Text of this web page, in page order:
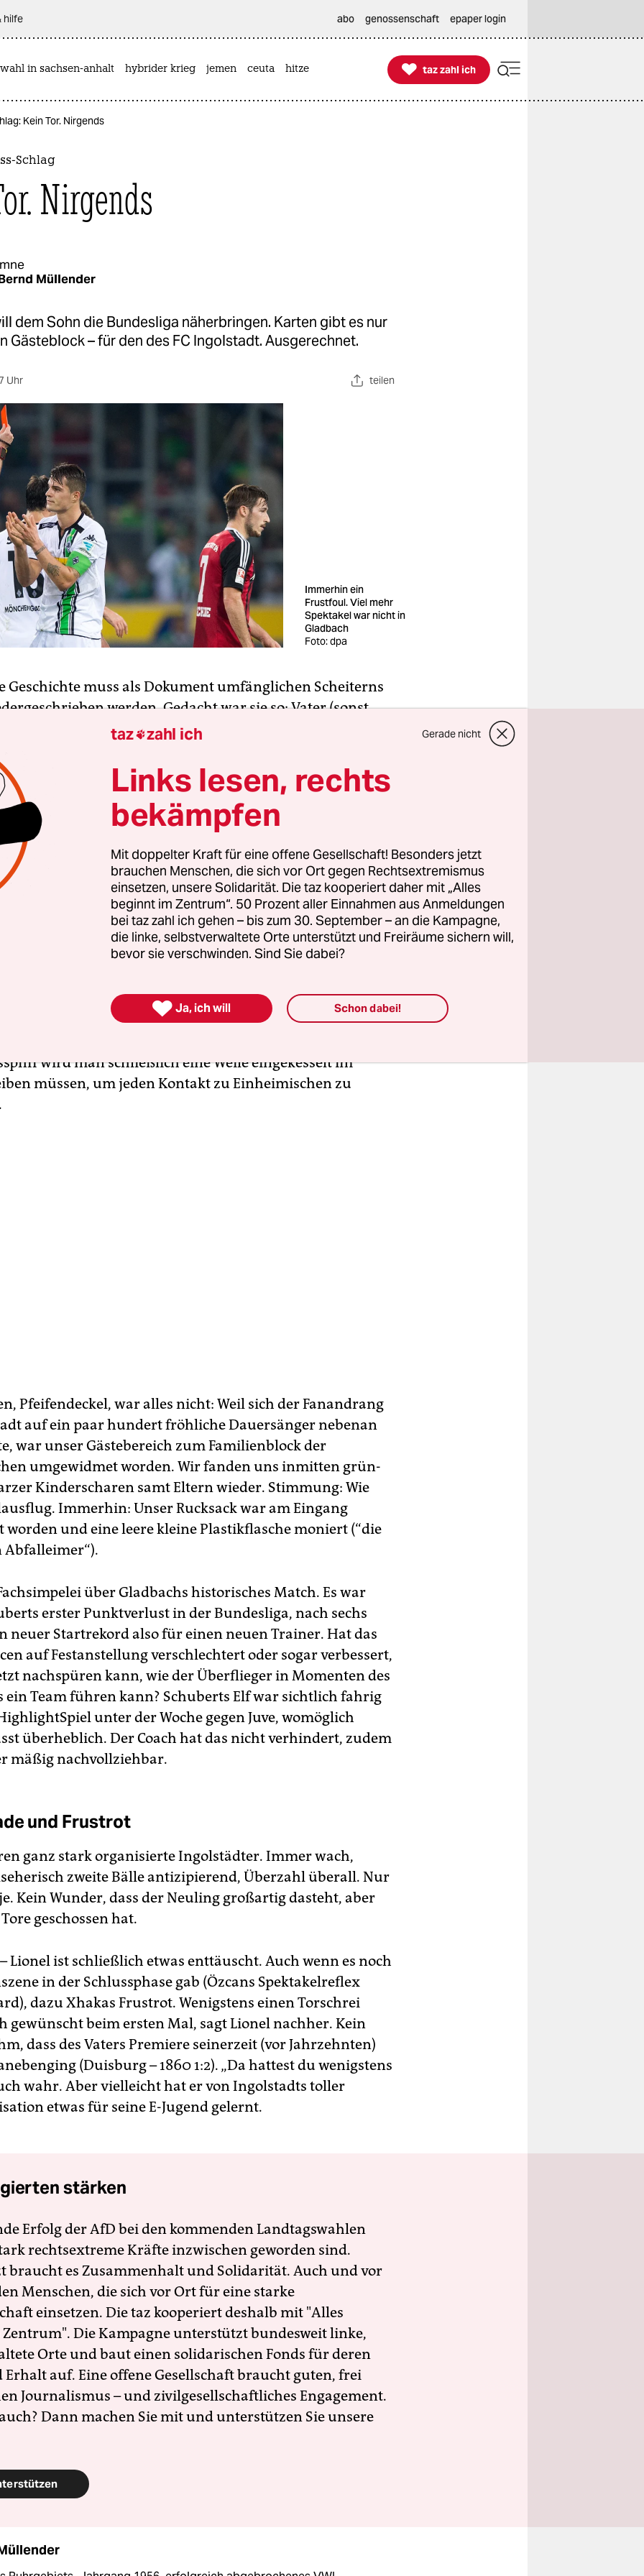
hilfe abo genossenschaft epaper login
in sachsen-anhalt hybrider krieg jemen ceuta hitze 
taz zahl ich
taz zahl ich
Kein Tor. Nirgends
Schlag
Nirgends
Müllender
dem Sohn die Bundesliga näherbringen. Karten gibt es nur
Gästeblock – für den des FC Ingolstadt. Ausgerechnet.
Uhr teilen
Immerhin ein
Frustfoul. Viel mehr
Spektakel war nicht in
Gladbach
Foto: dpa
Geschichte muss als Dokument umfänglichen Scheiterns
werden. Gedacht war sie so: Vater (sonst
im Getto der Pressetribüne) geht mit dem Sohn
dessen erstem Bundesligaspiel (Borussia
Mythosklub). Weil es nur noch Karten für den
gab (Ingolstadt, graue Audi-Maus), nimmt man halt
möge sich neben dem Fußballerlebnis als Lernziel
die Ligawelt ist eben nicht so heile wie in den
als Kontrast das ganze Programm der
in einem zeitgenössischem Stadion offenbaren.
Ja, man pfercht Gästefans gemeinhin in die hinterste
Arena, mit guter Sicht nur auf Absperrgitter, ist umringt
Ordnungskräften, die einen unter dem
(hier: Lionels vom Klassenkumpel geliehenes Gladbach-
verboten wie Pyrotechnik und werden dem Kind
wird man schließlich eine Weile eingekesselt im
müssen, um jeden Kontakt zu Einheimischen zu
Pfeifendeckel, war alles nicht: Weil sich der Fanandrang
auf ein paar hundert fröhliche Dauersänger nebenan
war unser Gästebereich zum Familienblock der
umgewidmet worden. Wir fanden uns inmitten grün-
Kinderscharen samt Eltern wieder. Stimmung: Wie
Immerhin: Unser Rucksack war am Eingang
und eine leere kleine Plastikflasche moniert (“die
Abfalleimer“).
über Gladbachs historisches Match. Es war
erster Punktverlust in der Bundesliga, nach sechs
neuer Startrekord also für einen neuen Trainer. Hat das
auf Festanstellung verschlechtert oder sogar verbessert,
nachspüren kann, wie der Überflieger in Momenten des
ein Team führen kann? Schuberts Elf war sichtlich fahrig
unter der Woche gegen Juve, womöglich
überheblich. Der Coach hat das nicht verhindert, zudem
mäßig nachvollziehbar.
und Frustrot
ganz stark organisierte Ingolstädter. Immer wach,
zweite Bälle antizipierend, Überzahl überall. Nur
Kein Wunder, dass der Neuling großartig dasteht, aber
geschossen hat.
Lionel ist schließlich etwas enttäuscht. Auch wenn es noch
in der Schlussphase gab (Özcans Spektakelreflex
dazu Xhakas Frustrot. Wenigstens einen Torschrei
gewünscht beim ersten Mal, sagt Lionel nachher. Kein
dass des Vaters Premiere seinerzeit (vor Jahrzehnten)
(Duisburg – 1860 1:2). „Da hattest du wenigstens
wahr. Aber vielleicht hat er von Ingolstadts toller
etwas für seine E-Jugend gelernt.
stärken
Erfolg der AfD bei den kommenden Landtagswahlen
rechtsextreme Kräfte inzwischen geworden sind.
braucht es Zusammenhalt und Solidarität. Auch und vor
Menschen, die sich vor Ort für eine starke
einsetzen. Die taz kooperiert deshalb mit "Alles
Die Kampagne unterstützt bundesweit linke,
Orte und baut einen solidarischen Fonds für deren
Erhalt auf. Eine offene Gesellschaft braucht guten, frei
Journalismus – und zivilgesellschaftliches Engagement.
Dann machen Sie mit und unterstützen Sie unsere
taz zahl ich Gerade nicht
Links lesen, rechts
bekämpfen
Mit doppelter Kraft für eine offene Gesellschaft! Besonders jetzt
brauchen Menschen, die sich vor Ort gegen Rechtsextremismus
einsetzen, unsere Solidarität. Die taz kooperiert daher mit „Alles
beginnt im Zentrum“. 50 Prozent aller Einnahmen aus Anmeldungen
bei taz zahl ich gehen – bis zum 30. September – an die Kampagne,
die linke, selbstverwaltete Orte unterstützt und Freiräume sichern will,
bevor sie verschwinden. Sind Sie dabei?
 Ja, ich will Schon dabei!